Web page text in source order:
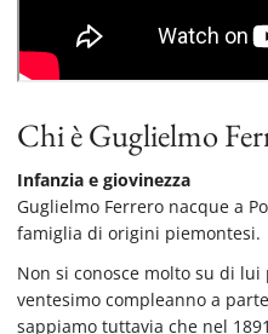
Chi è Guglielmo
Infanzia e giovinezza
Guglielmo Ferrero nacque a
famiglia di origini piemontesi.
Non si conosce molto su di
ventesimo compleanno a
sappiamo tuttavia che nel